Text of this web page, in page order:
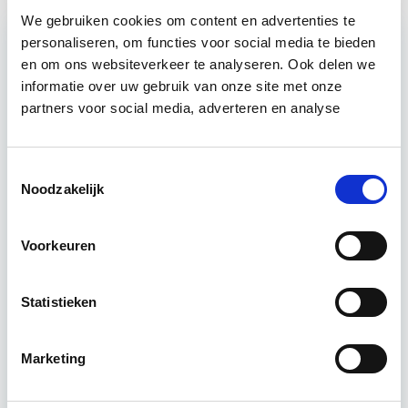
We gebruiken cookies om content en advertenties te
personaliseren, om functies voor social media te bieden
en om ons websiteverkeer te analyseren. Ook delen we
informatie over uw gebruik van onze site met onze
partners voor social media, adverteren en analyse
Noodzakelijk
Voorkeuren
Statistieken
Marketing
Relevant bij dit artikel
Vastgoedrecht & Bouwrecht
onvermijdelijke) incidentele juridische ongelukken
zo goed mogelijk zelf kunt afhandelen. Klassikaal
Utrecht en/of online